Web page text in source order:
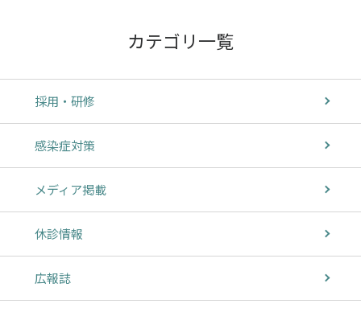
カテゴリ一覧
採用・研修
感染症対策
メディア掲載
休診情報
広報誌